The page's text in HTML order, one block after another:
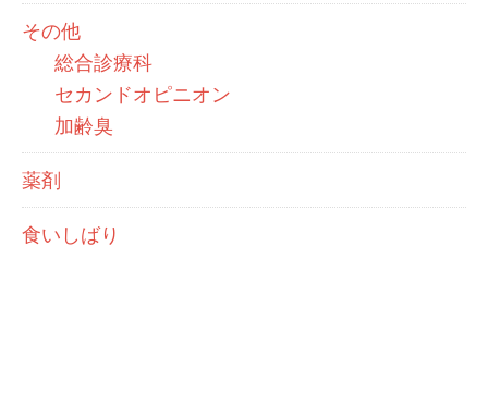
その他
総合診療科
セカンドオピニオン
加齢臭
薬剤
食いしばり